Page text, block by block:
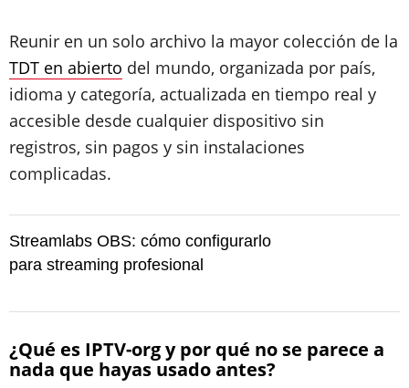
Reunir en un solo archivo la mayor colección de la
TDT en abierto del mundo, organizada por país,
idioma y categoría, actualizada en tiempo real y
accesible desde cualquier dispositivo sin
registros, sin pagos y sin instalaciones
complicadas.
Streamlabs OBS: cómo configurarlo
para streaming profesional
¿Qué es IPTV-org y por qué no se parece a
nada que hayas usado antes?